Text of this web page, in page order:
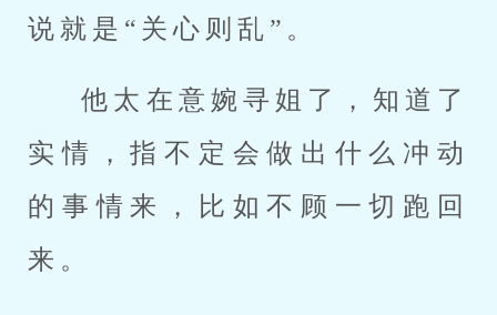
说就是“关心则乱”。
他太在意婉寻姐了，知道了
实情，指不定会做出什么冲动
的事情来，比如不顾一切跑回
来。